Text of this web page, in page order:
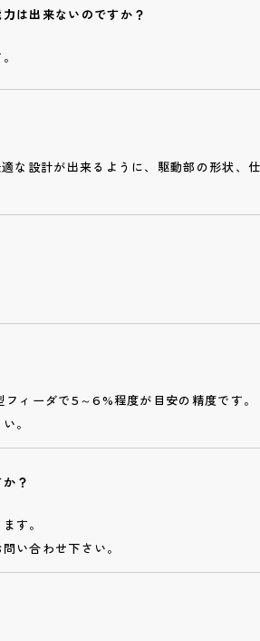
は出来ないのですか？
な設計が出来るように、駆動部の形状、
ィーダで5～6%程度が目安の精度です。
。
？
す。
い合わせ下さい。